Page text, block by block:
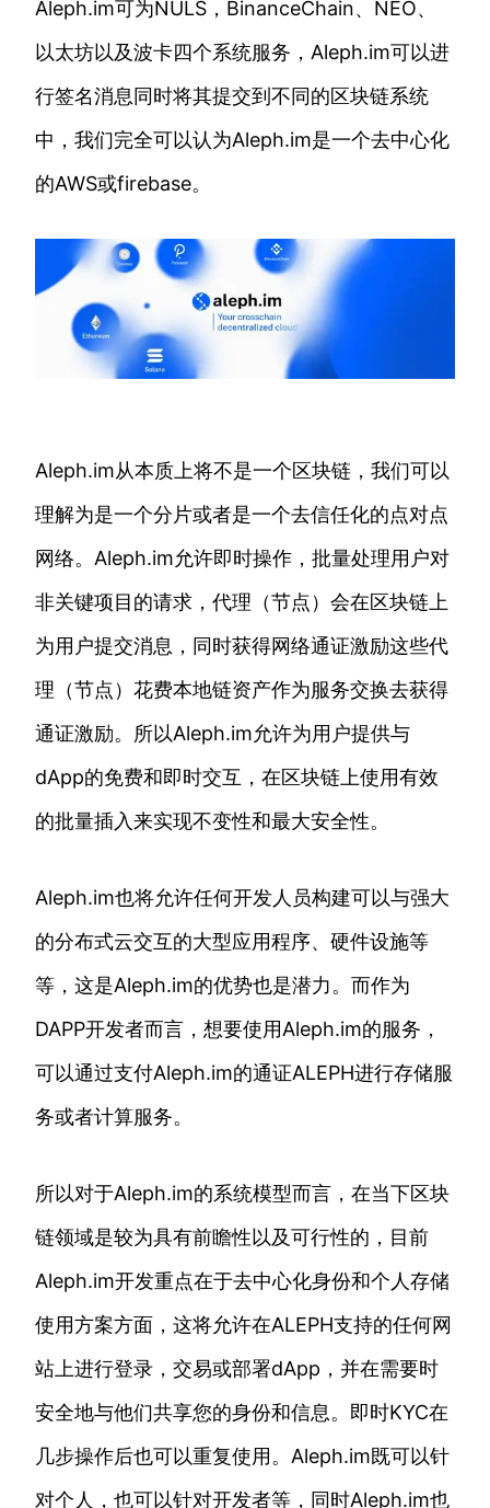
Aleph.im可为NULS，BinanceChain、NEO、
以太坊以及波卡四个系统服务，Aleph.im可以进
行签名消息同时将其提交到不同的区块链系统
中，我们完全可以认为Aleph.im是一个去中心化
的AWS或firebase。
Aleph.im从本质上将不是一个区块链，我们可以
理解为是一个分片或者是一个去信任化的点对点
网络。Aleph.im允许即时操作，批量处理用户对
非关键项目的请求，代理（节点）会在区块链上
为用户提交消息，同时获得网络通证激励这些代
理（节点）花费本地链资产作为服务交换去获得
通证激励。所以Aleph.im允许为用户提供与
dApp的免费和即时交互，在区块链上使用有效
的批量插入来实现不变性和最大安全性。
Aleph.im也将允许任何开发人员构建可以与强大
的分布式云交互的大型应用程序、硬件设施等
等，这是Aleph.im的优势也是潜力。而作为
DAPP开发者而言，想要使用Aleph.im的服务，
可以通过支付Aleph.im的通证ALEPH进行存储服
务或者计算服务。
所以对于Aleph.im的系统模型而言，在当下区块
链领域是较为具有前瞻性以及可行性的，目前
Aleph.im开发重点在于去中心化身份和个人存储
使用方案方面，这将允许在ALEPH支持的任何网
站上进行登录，交易或部署dApp，并在需要时
安全地与他们共享您的身份和信息。即时KYC在
几步操作后也可以重复使用。Aleph.im既可以针
对个人，也可以针对开发者等，同时Aleph.im也